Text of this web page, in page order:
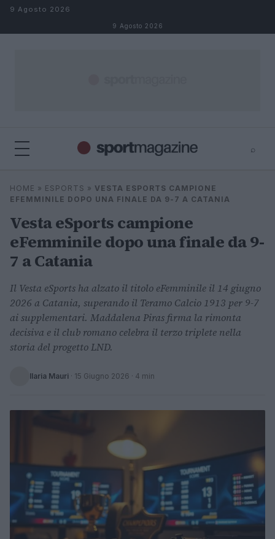
Salta al contenuto
9 Agosto 2026
9 Agosto 2026
⌕
Cerca
HOME » ESPORTS » VESTA ESPORTS CAMPIONE
EFEMMINILE DOPO UNA FINALE DA 9-7 A CATANIA
Vesta eSports campione
eFemminile dopo una finale da 9-
7 a Catania
Il Vesta eSports ha alzato il titolo eFemminile il 14 giugno
2026 a Catania, superando il Teramo Calcio 1913 per 9-7
ai supplementari. Maddalena Piras firma la rimonta
decisiva e il club romano celebra il terzo triplete nella
storia del progetto LND.
Ilaria Mauri · 15 Giugno 2026 · 4 min